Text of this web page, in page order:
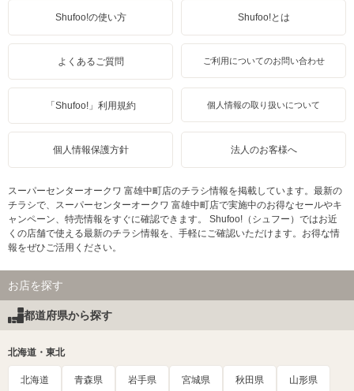
Shufoo!の使い方 Shufoo!とは
よくあるご質問 ご利用についてのお問い合わせ
「Shufoo!」利用規約 個人情報の取り扱いについて
個人情報保護方針 法人のお客様へ
スーパーセンターオークワ 富雄中町店のチラシ情報を掲載しています。最新の
チラシで、スーパーセンターオークワ 富雄中町店で実施中のお得なセールやキ
ャンペーン、特売情報をすぐに確認できます。 Shufoo!（シュフー）ではお近
くの店舗で使える最新のチラシ情報を、手軽にご確認いただけます。お得な情
報をぜひご活用ください。
お店を探す
都道府県から探す
北海道・東北
北海道 青森県 岩手県 宮城県 秋田県 山形県